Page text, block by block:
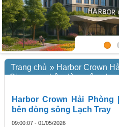
Trang chủ » Harbor Crown
Singapore bên dòng sông
Harbor Crown Hải
bên dòng sông Lạch Tray
09:00:07 - 01/05/2026